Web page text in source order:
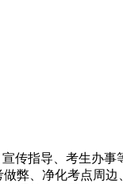
指导、考生办事
弊、净化考点周